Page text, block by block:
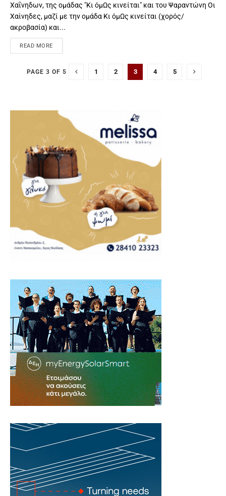
Χαΐνηδων, της ομάδας "Κι όμΩς κινείται" και του Ψαραντώνη Οι
Χαίνηδες, μαζί με την ομάδα Κι όμΩς κινείται (χορός/
ακροβασία) και...
READ MORE
PAGE 3 OF 5 1 2 3 4 5